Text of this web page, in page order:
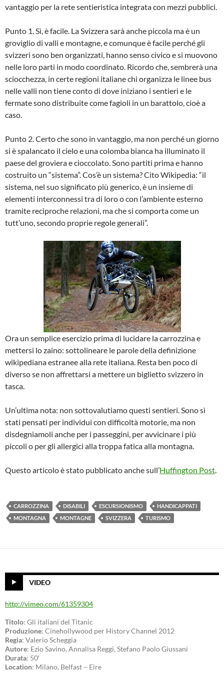
vantaggio per la rete sentieristica integrata con mezzi pubblici.
Punto 1. Sì, è facile. La Svizzera sarà anche piccola ma è un
groviglio di valli e montagne, e comunque è facile perché gli
svizzeri sono ben organizzati, hanno senso civico e si muovono
nelle loro parti in modo coordinato. Ricordo che, sembrerà una
sciocchezza, in certe regioni italiane chi organizza le linee bus
nelle valli non tiene conto di dove iniziano i sentieri e le
fermate sono distribuite come fagioli in un barattolo, cioè a
caso.
Punto 2. Certo che sono in vantaggio, ma non perché un giorno
si è spalancato il cielo e una colomba bianca ha illuminato il
paese del groviera e cioccolato. Sono partiti prima e hanno
costruito un “sistema”. Cos’è un sistema? Cito Wikipedia: “il
sistema, nel suo significato più generico, è un insieme di
elementi interconnessi tra di loro o con l’ambiente esterno
tramite reciproche relazioni, ma che si comporta come un
tutt’uno, secondo proprie regole generali”.
Ora un semplice esercizio prima di lucidare la carrozzina e
mettersi lo zaino: sottolineare le parole della definizione
wikipediana estranee alla rete italiana. Resta ben poco di
diverso se non affrettarsi a mettere un biglietto svizzero in
tasca.
Un’ultima nota: non sottovalutiamo questi sentieri. Sono sì
stati pensati per individui con difficoltà motorie, ma non
disdegniamoli anche per i passeggini, per avvicinare i più
piccoli o per gli allergici alla troppa fatica alla montagna.
Questo articolo è stato pubblicato anche sull’Huffington Post
CARROZZINA DISABILI ESCURSIONISMO
HANDICAPPATI
MONTAGNA
MONTAGNE SVIZZERA TURISMO
VIDEO
http://vimeo.com/61359304
Titolo: Gli italiani del Titanic
Produzione: Cinehollywood per History Channel 2012
Regia: Valerio Scheggia
Autore: Ezio Savino, Annalisa Reggi, Stefano Paolo Giussani
Durata: 50′
Location: Milano, Belfast – Eire